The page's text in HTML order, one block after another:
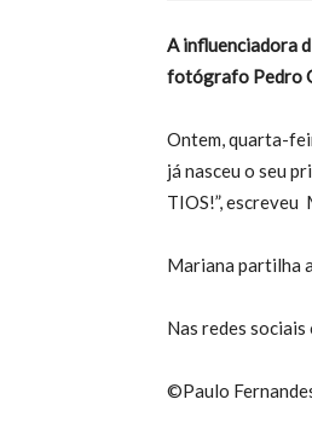
A influenciadora
fotógrafo Pedro
Ontem, quarta-
já nasceu o seu
TIOS!”,
Mariana partilha
Nas redes
©Paulo